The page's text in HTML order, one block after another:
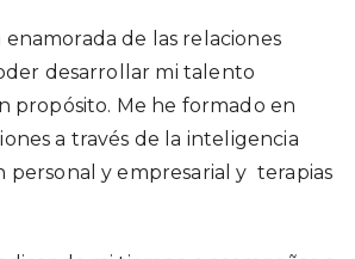
de las relaciones
desarrollar mi talento
propósito. Me he formado en
a través de la inteligencia
personal y empresarial y terapias